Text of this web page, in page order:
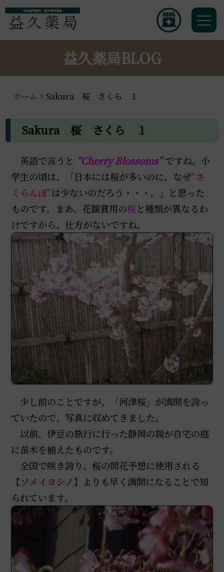
名古屋市緑区 漢方専門薬局
益久薬局BLOG
ホーム > Sakura 桜 さくら １
Sakura 桜 さくら １
英語で言うと “Cherry Blossoms” ですね。小
学生の頃は、「日本には桜が多いのに、なぜ“さ
くらんぼ”は少ないのだろう・・・。」と思った
ものです。まあ、花観賞用の桜と種類が異なるわ
けですから、仕方がないですね。
少し前のことですが、「河津桜」が満開を誇っ
ていたので、写真に収めてきました。
以前、伊豆の旅行に行った静岡の親が自宅の庭
に苗木を植えたものです。
全国で咲き誇り、桜の開花予想に使用される
【ソメイヨシノ】 よりも早く満開になることで知
られています。